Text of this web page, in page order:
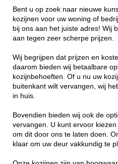
Bent u op zoek naar nieuwe
kozijnen voor uw woning of
bij ons aan het juiste adres! Wij
aan tegen zeer scherpe prijzen.
Wij begrijpen dat prijzen en
daarom bieden wij betaalbare
kozijnbehoeften. Of u nu uw
buitenkant wilt vervangen, wij
in huis.
Bovendien bieden wij ook de
vervangen. U kunt ervoor
om dit door ons te laten doen.
klaar om uw deur vakkundig te